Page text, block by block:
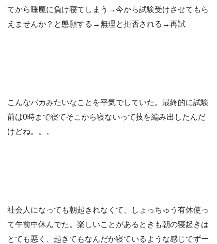
てから睡魔に負け寝てしまう→今から試験受けさせてもら
えませんか？と懇願する→無理と拒否される→再試
こんなバカみたいなことを平気でしていた。最終的に試験
前は0時まで寝てそこから寝ないって技を編み出したんだ
けどね。。。
社会人になっても朝起きれなくて、しょっちゅう有休使っ
て午前中休んでた。楽しいことがあるときも朝の寝起きは
とても悪く、起きてもなんだか寝ているような感じでずー